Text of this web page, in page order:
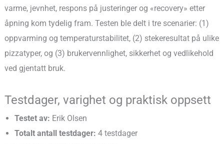
varme, jevnhet, respons på justeringer og «recovery» etter
åpning kom tydelig fram. Testen ble delt i tre scenarier: (1)
oppvarming og temperaturstabilitet, (2) stekeresultat på ulike
pizzatyper, og (3) brukervennlighet, sikkerhet og vedlikehold
ved gjentatt bruk.
Testdager, varighet og praktisk oppsett
Testet av: Erik Olsen
Totalt antall testdager: 4 testdager